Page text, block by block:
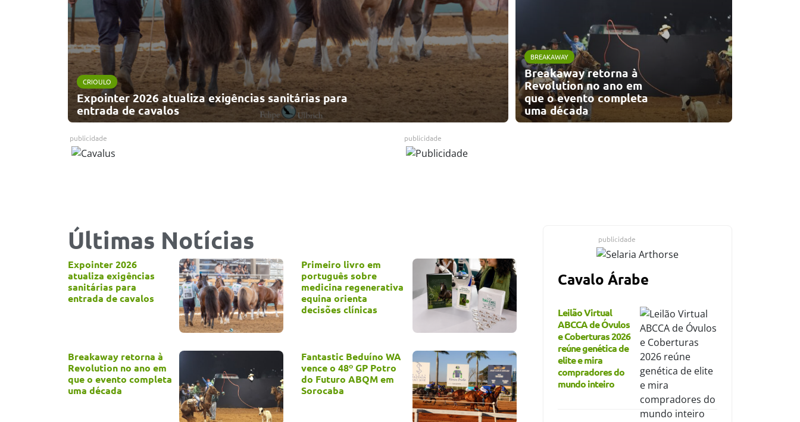
CRIOULO
Expointer 2026 atualiza exigências sanitárias para
entrada de cavalos
BREAKAWAY
Breakaway retorna à
Revolution no ano em
que o evento completa
uma década
publicidade publicidade
Últimas Notícias
Expointer 2026
atualiza exigências
sanitárias para
entrada de cavalos
Primeiro livro em
português sobre
medicina regenerativa
equina orienta
decisões clínicas
Breakaway retorna à
Revolution no ano em
que o evento completa
uma década
Fantastic Beduíno WA
vence o 48º GP Potro
do Futuro ABQM em
Sorocaba
publicidade
Cavalo Árabe
Leilão Virtual
ABCCA de Óvulos
e Coberturas 2026
reúne genética de
elite e mira
compradores do
mundo inteiro